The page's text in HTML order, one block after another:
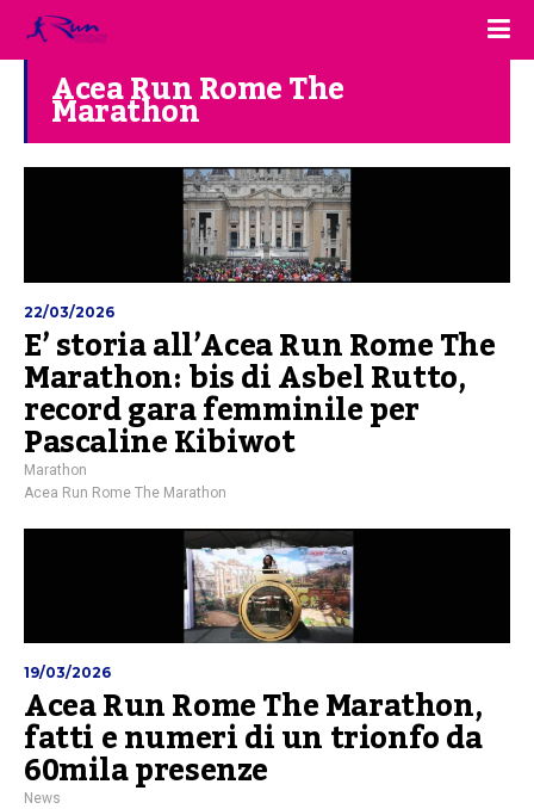
Acea Run Rome The
Marathon
22/03/2026
E’ storia all’Acea Run Rome The
Marathon: bis di Asbel Rutto,
record gara femminile per
Pascaline Kibiwot
Marathon
Acea Run Rome The Marathon
19/03/2026
Acea Run Rome The Marathon,
fatti e numeri di un trionfo da
60mila presenze
News